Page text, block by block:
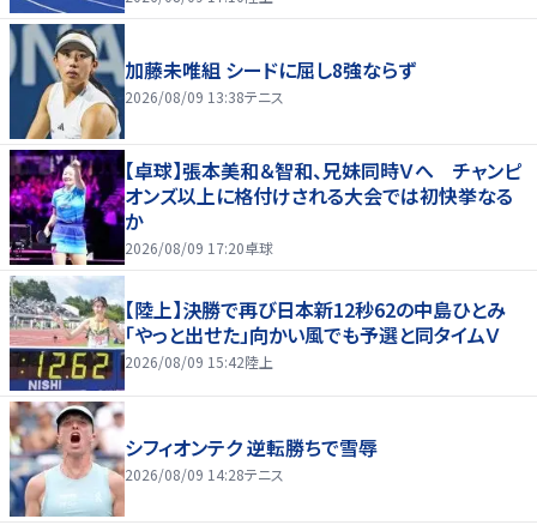
加藤未唯組 シードに屈し8強ならず
2026/08/09 13:38テニス
【卓球】張本美和＆智和、兄妹同時Ｖへ チャンピ
オンズ以上に格付けされる大会では初快挙なる
か
2026/08/09 17:20卓球
【陸上】決勝で再び日本新12秒62の中島ひとみ
「やっと出せた」向かい風でも予選と同タイムＶ
2026/08/09 15:42陸上
シフィオンテク 逆転勝ちで雪辱
2026/08/09 14:28テニス